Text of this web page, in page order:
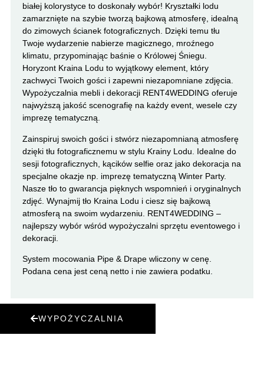
białej kolorystyce to doskonały wybór! Kryształki lodu
zamarznięte na szybie tworzą bajkową atmosferę, idealną
do zimowych ścianek fotograficznych. Dzięki temu tłu
Twoje wydarzenie nabierze magicznego, mroźnego
klimatu, przypominając baśnie o Królowej Śniegu.
Horyzont Kraina Lodu to wyjątkowy element, który
zachwyci Twoich gości i zapewni niezapomniane zdjęcia.
Wypożyczalnia mebli i dekoracji RENT4WEDDING oferuje
najwyższą jakość scenografię na każdy event, wesele czy
imprezę tematyczną.
Zainspiruj swoich gości i stwórz niezapomnianą atmosferę
dzięki tłu fotograficznemu w stylu Krainy Lodu. Idealne do
sesji fotograficznych, kącików selfie oraz jako dekoracja na
specjalne okazje np. imprezę tematyczną Winter Party.
Nasze tło to gwarancja pięknych wspomnień i oryginalnych
zdjęć. Wynajmij tło Kraina Lodu i ciesz się bajkową
atmosferą na swoim wydarzeniu. RENT4WEDDING –
najlepszy wybór wśród wypożyczalni sprzętu eventowego i
dekoracji.
System mocowania Pipe & Drape wliczony w cenę.
Podana cena jest ceną netto i nie zawiera podatku.
WYPOŻYCZALNIA